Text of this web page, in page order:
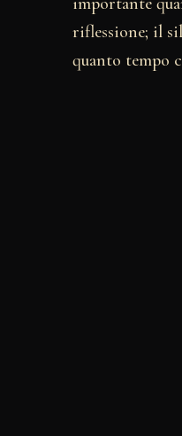
riflessione; il
quanto tempo